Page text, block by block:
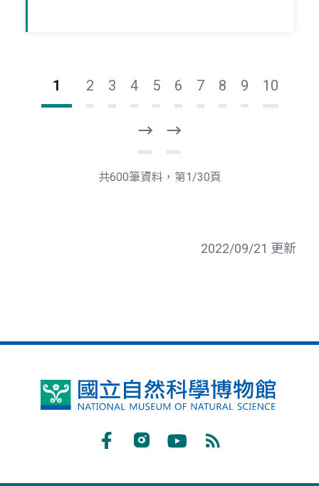
1 2 3 4 5 6 7 8 9 10
一
頁
後
一
共600筆資料，第1/30頁
2022/09/21 更新
國